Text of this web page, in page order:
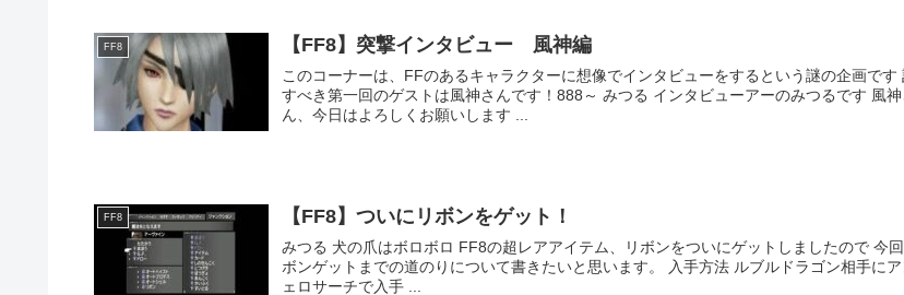
FF8 【FF8】突撃インタビュー 風神編
このコーナーは、FFのあるキャラクターに想像でインタビューをするという謎の企画です 記念
すべき第一回のゲストは風神さんです！888～ みつる インタビューアーのみつるです 風神さ
FF8 【FF8】ついにリボンをゲット！
みつる 犬の爪はボロボロ FF8の超レアアイテム、リボンをついにゲットしましたので 今回はリ
ボンゲットまでの道のりについて書きたいと思います。 入手方法 ルブルドラゴン相手にアンジ